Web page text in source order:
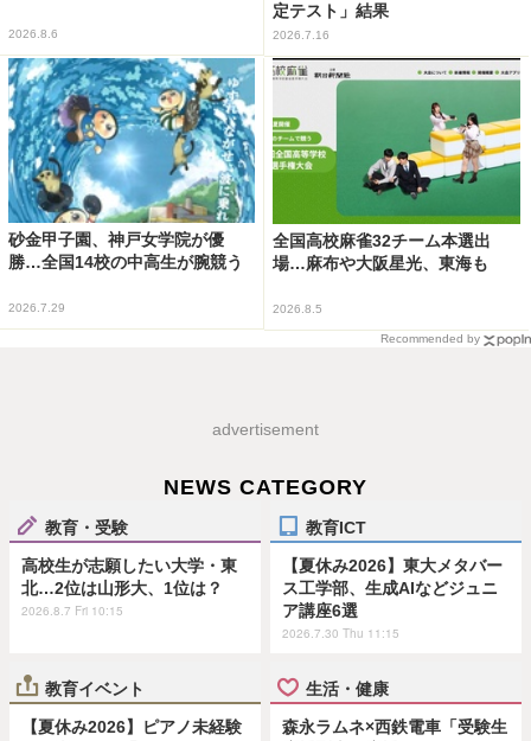
2026.8.6
定テスト」結果
2026.7.16
砂金甲子園、神戸女学院が優
勝…全国14校の中高生が腕競う
2026.7.29
全国高校麻雀32チーム本選出
場…麻布や大阪星光、東海も
2026.8.5
Recommended by
advertisement
NEWS CATEGORY
教育・受験
高校生が志願したい大学・東
北…2位は山形大、1位は？
2026.8.7 Fri 10:15
教育ICT
【夏休み2026】東大メタバー
ス工学部、生成AIなどジュニ
ア講座6選
2026.7.30 Thu 11:15
教育イベント
【夏休み2026】ピアノ未経験
生活・健康
森永ラムネ×西鉄電車「受験生